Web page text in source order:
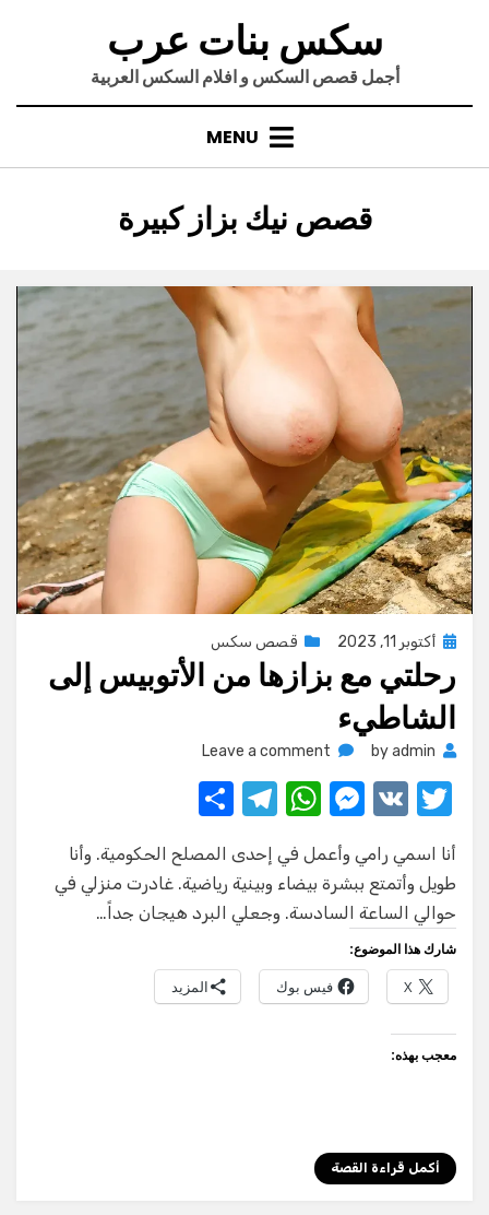
سكس بنات عرب
أجمل قصص السكس و افلام السكس العربية
MENU
الوسم
:
قصص نيك بزاز كبيرة
Posted
أكتوبر 11, 2023 قصص سكس
رحلتي مع بزازها من الأتوبيس إلى
الشاطيء
byadmin
Leave a comment
on
بزازها
من
الأتوبيس
إلى
الشاطيء
T
it
te
r
V
M
ss
e
g
er
W
at
s
A
p
p
T
e
gr
a
m
ar
e
أنا اسمي رامي وأعمل في إحدى المصلح الحكومية. وأنا
طويل وأتمتع ببشرة بيضاء وبينية رياضية. غادرت منزلي في
حوالي الساعة السادسة. وجعلي البرد هيجان جداً…
شارك هذا الموضوع:
X فيس بوك المزيد
معجب بهذه:
أكمل قراءة القصة